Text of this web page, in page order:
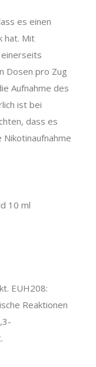
es einen
hat. Mit
Dosen pro Zug
Aufnahme des
ist bei
dass es
10 ml
EUH208:
Reaktionen